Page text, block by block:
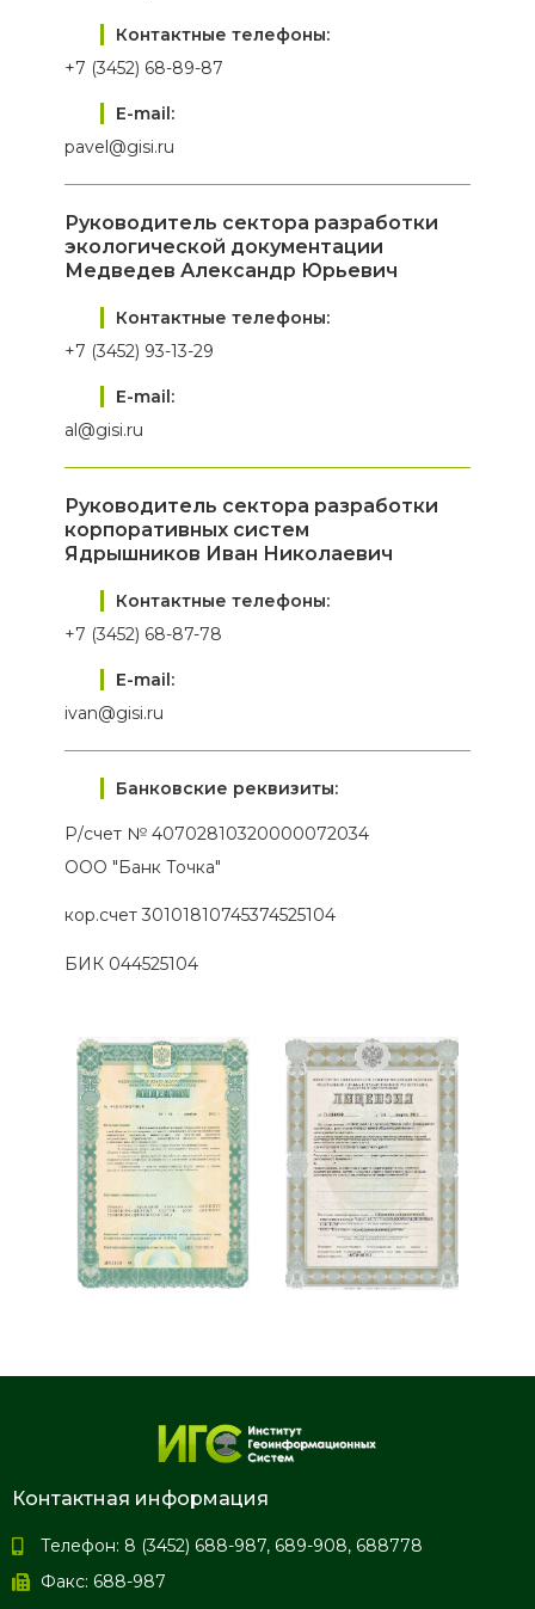
Контактные телефоны:
+7 (3452) 68-89-87
E-mail:
pavel@gisi.ru
Руководитель сектора разработки
экологической документации
Медведев Александр Юрьевич
Контактные телефоны:
+7 (3452) 93-13-29
E-mail:
al@gisi.ru
Руководитель сектора разработки
корпоративных систем
Ядрышников Иван Николаевич
Контактные телефоны:
+7 (3452) 68-87-78
E-mail:
ivan@gisi.ru
Банковские реквизиты:
Р/счет № 40702810320000072034
ООО "Банк Точка"
кор.счет 30101810745374525104
БИК 044525104
Контактная информация
Телефон: 8 (3452) 688-987, 689-908, 688778
Факс: 688-987